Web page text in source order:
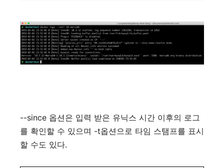
--since 옵션은 입력 받은 유닉스 시간 이후의
로그
를 확인할 수 있으며 -t옵션으로 타임 스탬프를 표시
할 수도 있다.